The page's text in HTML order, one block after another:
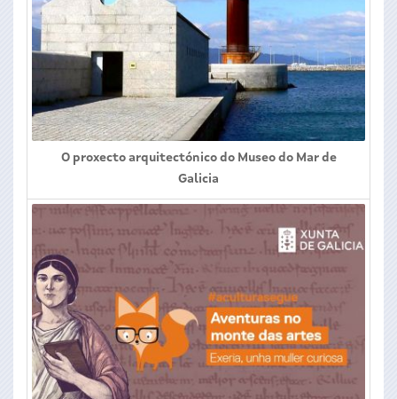
O proxecto arquitectónico do Museo do Mar de
Galicia